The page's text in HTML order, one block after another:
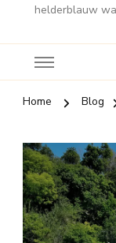
helderblauw
Home Blog